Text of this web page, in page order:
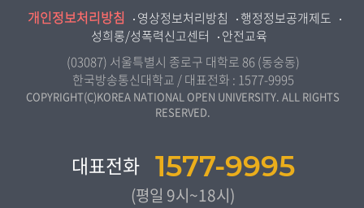
미디어영상학과
도시콘텐츠·관광학과
사회복지연계전공
사회복지학과
전북지역대학
경남지역대학
제주지역대학
인권센터
교원양성지원센터
개인정보처리방침 영상정보처리방침
행정정보공개제도
성희롱/성폭력신고센터
안전교육
(03087) 서울특별시 종로구 대학로 86 (동숭동)
한국방송통신대학교 / 대표전화 : 1577-9995
COPYRIGHT(C)KOREA NATIONAL OPEN UNIVERSITY. ALL RIGHTS
RESERVED.
대표전화 1577-9995
(평일 9시~18시)